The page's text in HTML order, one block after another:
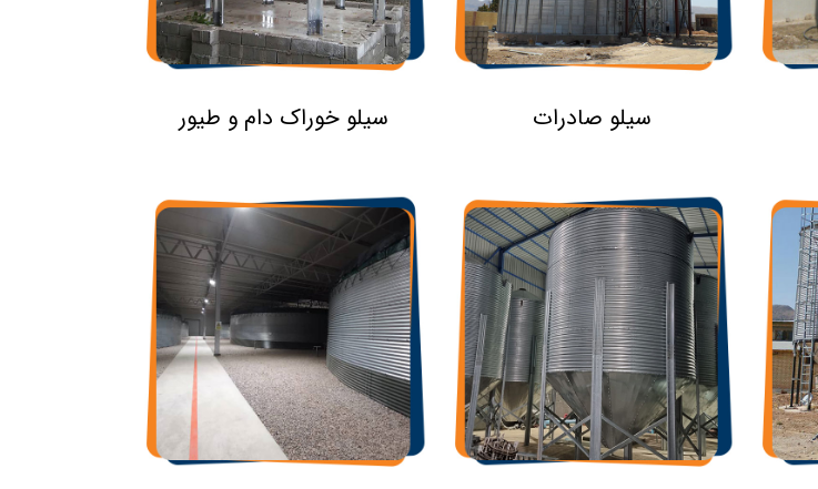
سیلو صادرات سیلو خوراک دام و طیور